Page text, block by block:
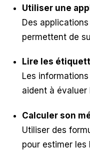
Utiliser une
Des
permettent de
Lire les
Les
aident à évaluer
Calculer son
Utiliser des
pour estimer les